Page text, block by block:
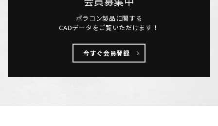
ポラコン製品に関する
CADデータをご覧いただけます！
今すぐ会員登録